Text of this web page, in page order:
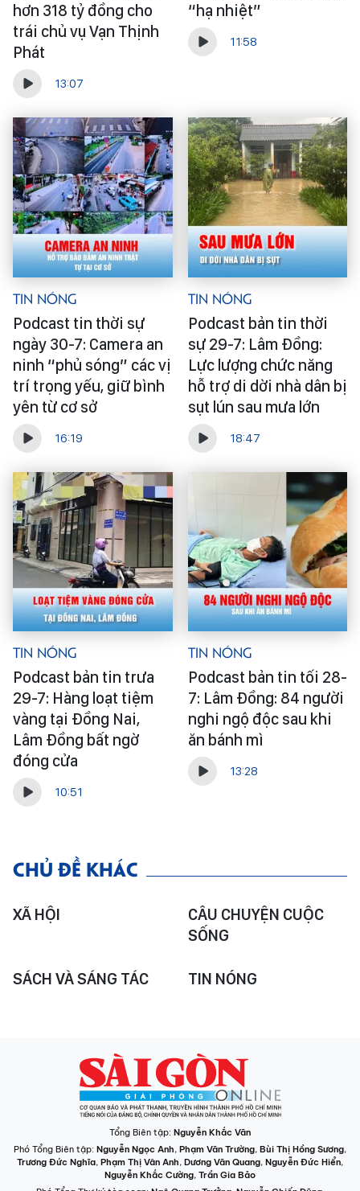
hơn 318 tỷ đồng cho
trái chủ vụ Vạn Thịnh
Phát
13:07
“hạ nhiệt”
11:58
Tin Nóng
Podcast tin thời sự
ngày 30-7: Camera an
ninh “phủ sóng” các vị
trí trọng yếu, giữ bình
yên từ cơ sở
16:19
Tin Nóng
Podcast bản tin thời
sự 29-7: Lâm Đồng:
Lực lượng chức năng
hỗ trợ di dời nhà dân bị
sụt lún sau mưa lớn
18:47
Tin Nóng
Podcast bản tin trưa
29-7: Hàng loạt tiệm
vàng tại Đồng Nai,
Lâm Đồng bất ngờ
đóng cửa
10:51
Tin Nóng
Podcast bản tin tối 28-
7: Lâm Đồng: 84 người
nghi ngộ độc sau khi
ăn bánh mì
13:28
CHỦ ĐỀ KHÁC
XÃ HỘI
CÂU CHUYỆN CUỘC
SỐNG
SÁCH VÀ SÁNG TÁC TIN NÓNG
Tổng Biên tập: Nguyễn Khắc Văn
Phó Tổng Biên tập: Nguyễn Ngọc Anh, Phạm Văn Trường, Bùi Thị Hồng Sương,
Trương Đức Nghĩa, Phạm Thị Vân Anh, Dương Văn Quang, Nguyễn Đức Hiển,
Nguyễn Khắc Cường, Trần Gia Bảo